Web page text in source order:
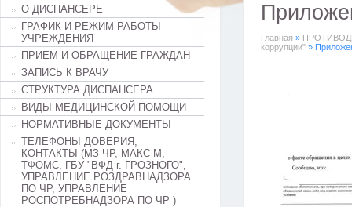
О ДИСПАНСЕРЕ
ГРАФИК И РЕЖИМ РАБОТЫ
УЧРЕЖДЕНИЯ
ПРИЕМ И ОБРАЩЕНИЕ ГРАЖДАН
ЗАПИСЬ К ВРАЧУ
СТРУКТУРА ДИСПАНСЕРА
ВИДЫ МЕДИЦИНСКОЙ ПОМОЩИ
НОРМАТИВНЫЕ ДОКУМЕНТЫ
ТЕЛЕФОНЫ ДОВЕРИЯ,
КОНТАКТЫ (МЗ ЧР, МАКС-М,
ТФОМС, ГБУ "ВФД г. ГРОЗНОГО",
УПРАВЛЕНИЕ РОЗДРАВНАДЗОРА
ПО ЧР, УПРАВЛЕНИЕ
РОСПОТРЕБНАДЗОРА ПО ЧР )
Главная »
коррупции" »